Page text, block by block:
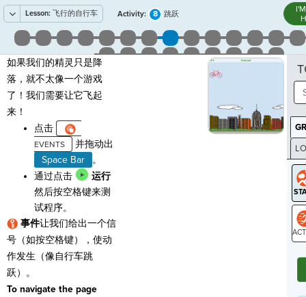
Lesson: 飞行的自行车 Activity: 8 跳跃
如果我们的精灵只是降
落，就不太像一个游戏
了！我们需要让它飞起
来！
点击
并拖动出
Space Bar
。
通过点击
运行
然后按空格键来测
试程序。
事件让我们给出一个信
号（如按空格键），使动
作发生（像自行车跳
跃）。
To navigate the page